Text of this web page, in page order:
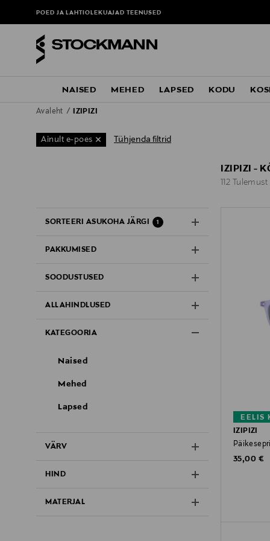
POED JA LAHTIOLEKUAJADTEENUSED
NAISED MEHED LAPSED KODU
Avaleht IZIPIZI
Ainult e-poes Tühjenda filtrid
SORTEERI ASUKOHA JÄRGI 1
PAKKUMISED
SOODUSTUSED
ALLAHINDLUSED
KATEGOORIA
Naised
Mehed
Lapsed
VÄRV
HIND
MATERJAL
IZIPIZI -
112 Tulemust
EELIS
IZIPIZI
Original
35,00 €